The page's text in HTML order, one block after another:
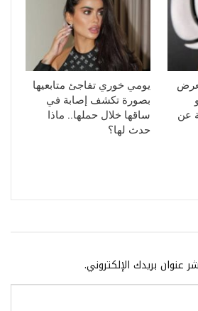
عن
يومي خوري تفاجئ متابعيها
بصورة تكشف إصابة في
ساقها خلال حملها.. ماذا
حدث لها؟
عنوان بريدك الإلكتروني.